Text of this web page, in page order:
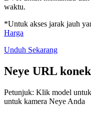
waktu.
*Untuk akses jarak jauh
Harga
Unduh Sekarang
Neye URL
Petunjuk: Klik model
untuk kamera Neye Anda